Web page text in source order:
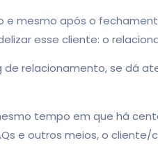
e mesmo após o
esse cliente: o
relacionamento, se dá
tempo em que há
e outros meios, o cliente/